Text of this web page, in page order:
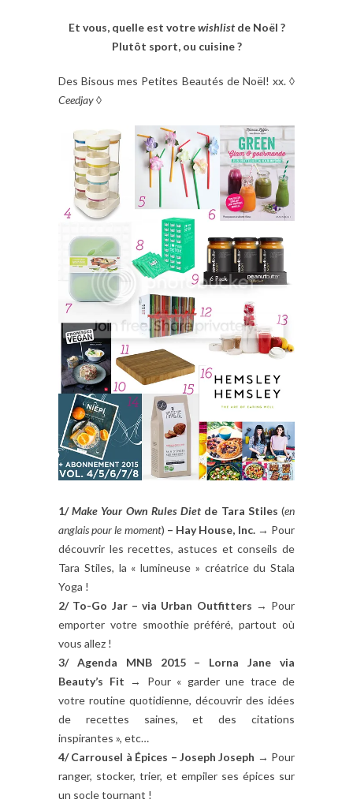
Et vous, quelle est votrewishlistde Noël ?
Plutôt sport, ou cuisine ?
Des Bisous mes Petites Beautés de Noël! xx. ◊
Ceedjay◊
1/Make Your Own Rules Diet de Tara Stiles (en
anglais pour le moment) – Hay House, Inc.→ Pour
découvrir les recettes, astuces et conseils de
Tara Stiles, la « lumineuse » créatrice du Stala
Yoga !
2/ To-Go Jar – via Urban Outfitters → Pour
emporter votre smoothie préféré, partout où
vous allez !
3/ Agenda MNB 2015 – Lorna Jane via
Beauty’s Fit → Pour « garder une trace de
votre routine quotidienne, découvrir des idées
de recettes saines, et des citations
inspirantes », etc…
4/ Carrousel à Épices – Joseph Joseph → Pour
ranger, stocker, trier, et empiler ses épices sur
un socle tournant !